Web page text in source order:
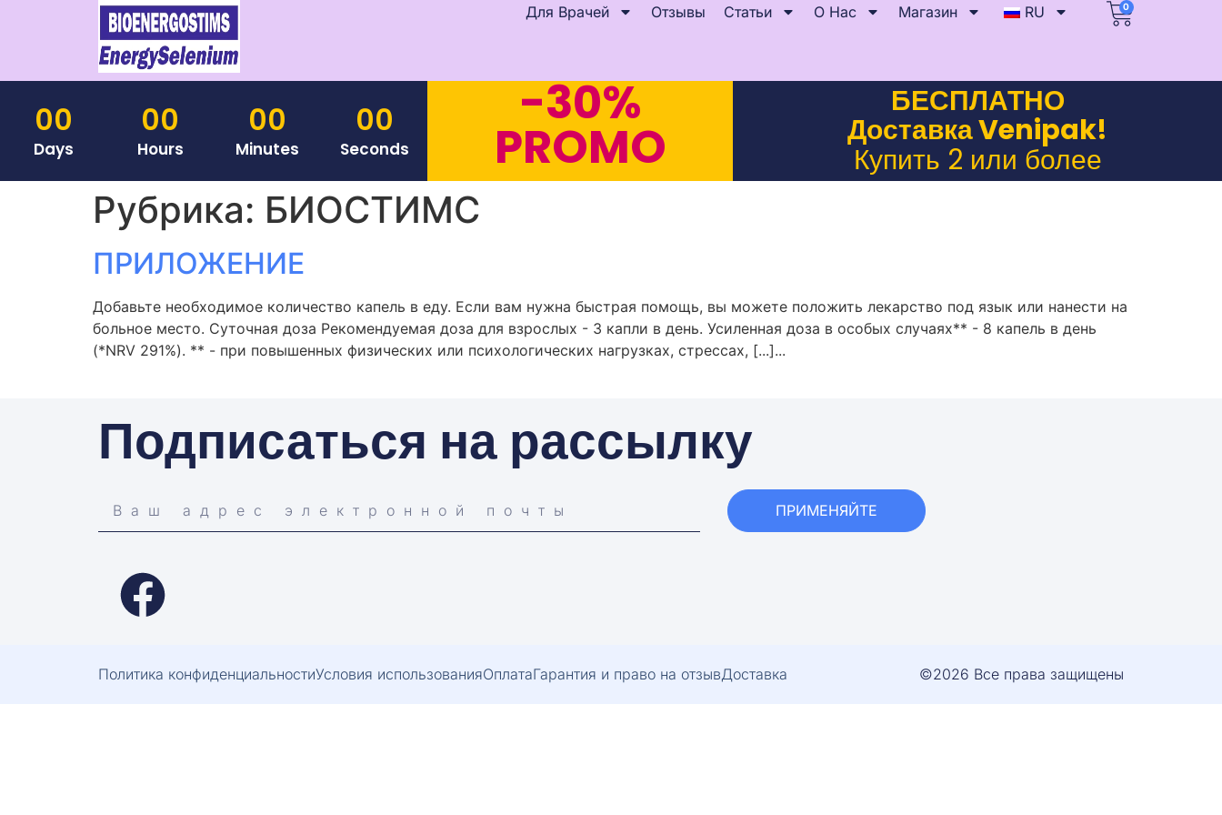
Для Врачей Отзывы Статьи О Нас Магазин RU 0
00
Days
00
Hours
00
Minutes
00
Seconds
-30%
PROMO
БЕСПЛАТНО
Доставка Venipak!
Купить 2 или более
Рубрика: БИОСТИМС
ПРИЛОЖЕНИЕ
Добавьте необходимое количество капель в еду. Если вам нужна быстрая помощь, вы можете положить лекарство под язык или нанести на
больное место. Суточная доза Рекомендуемая доза для взрослых - 3 капли в день. Усиленная доза в особых случаях** - 8 капель в день
(*NRV 291%). ** - при повышенных физических или психологических нагрузках, стрессах, [...]...
Подписаться на рассылку
ПРИМЕНЯЙТЕ
Политика конфиденциальностиУсловия использованияОплатаГарантия и право на отзывДоставка ©2026 Все права защищены